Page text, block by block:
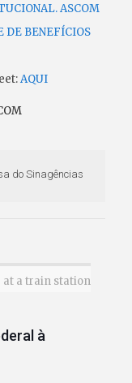
ASCOM
DE BENEFÍCIOS
AQUI
do Sinagências
at a train station
à